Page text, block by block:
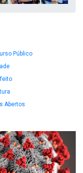
Público
Abertos